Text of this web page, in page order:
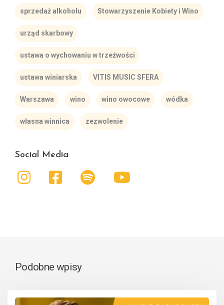
sprzedaż alkoholu Stowarzyszenie Kobiety i Wino
urząd skarbowy
ustawa o wychowaniu w trzeźwości
ustawa winiarska VITIS MUSIC SFERA
Warszawa wino wino owocowe wódka
własna winnica zezwolenie
Social Media
Podobne wpisy